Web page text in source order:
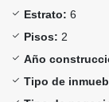
Estrato: 6
Pisos: 2
Año
Tipo de